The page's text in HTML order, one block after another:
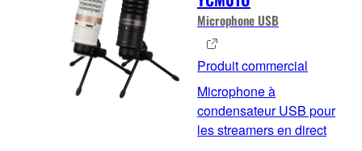
Microphone USB
Produit commercial
Microphone à
condensateur USB pour
les streamers en direct